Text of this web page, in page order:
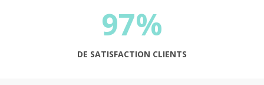
97%
DE SATISFACTION CLIENTS